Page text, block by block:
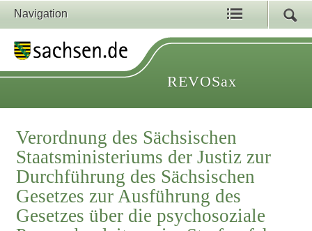
Navigation
REVOSax
Verordnung des Sächsischen
Staatsministeriums der Justiz zur
Durchführung des Sächsischen
Gesetzes zur Ausführung des
Gesetzes über die psychosoziale